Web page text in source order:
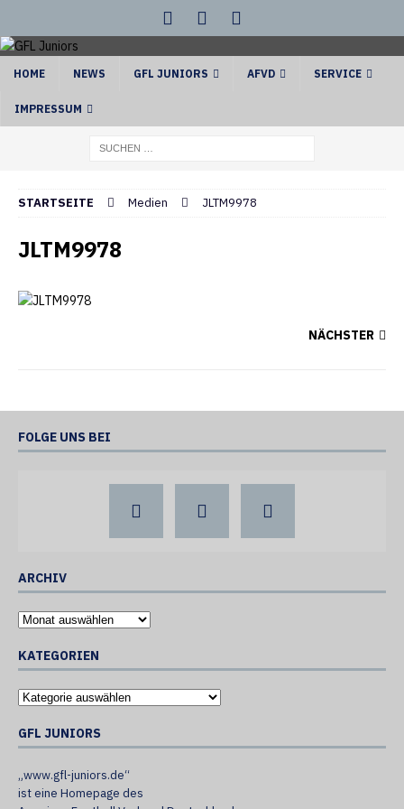
HOME NEWS GFL JUNIORS AFVD SERVICE
IMPRESSUM
STARTSEITE Medien JLTM9978
JLTM9978
NÄCHSTER
FOLGE UNS BEI
ARCHIV
KATEGORIEN
GFL JUNIORS
„www.gfl-juniors.de“
ist eine Homepage des